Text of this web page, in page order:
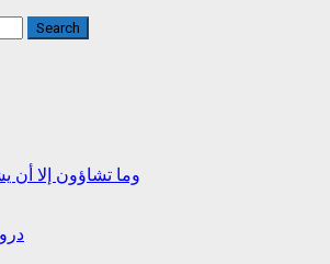
[عقيدة] وما تشاؤون إلا